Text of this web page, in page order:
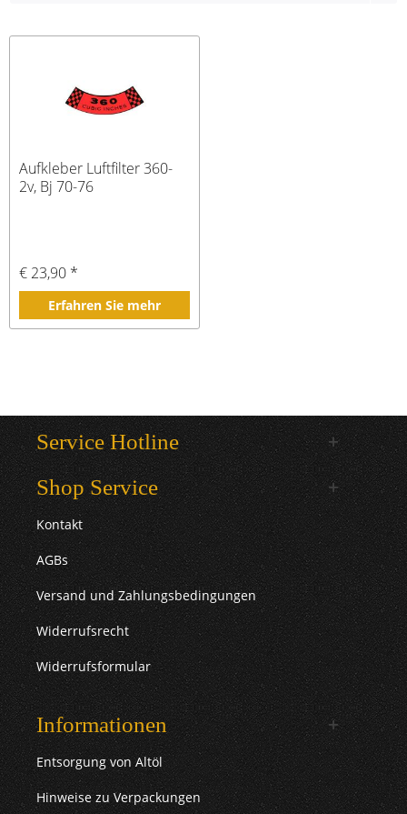
Aufkleber Luftfilter 360-
2v, Bj 70-76
€ 23,90 *
Erfahren Sie mehr
Service Hotline
Shop Service
Kontakt
AGBs
Versand und Zahlungsbedingungen
Widerrufsrecht
Widerrufsformular
Informationen
Entsorgung von Altöl
Hinweise zu Verpackungen